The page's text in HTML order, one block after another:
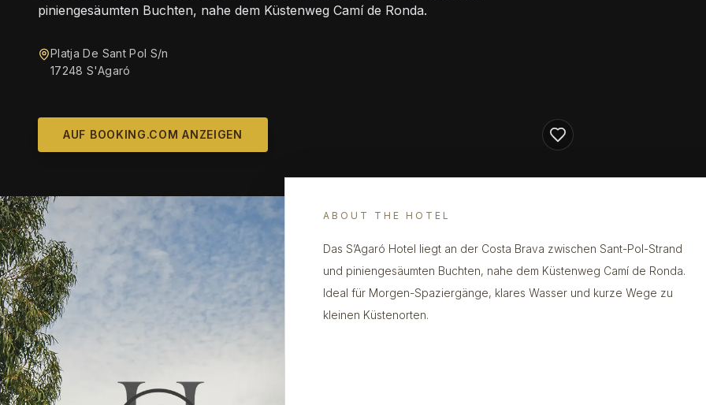
piniengesäumten Buchten, nahe dem Küstenweg Camí de Ronda.
Platja De Sant Pol S/n
17248 S'Agaró
AUF BOOKING.COM ANZEIGEN
ABOUT THE HOTEL
Das S’Agaró Hotel liegt an der Costa Brava zwischen Sant-Pol-Strand
und piniengesäumten Buchten, nahe dem Küstenweg Camí de Ronda.
Ideal für Morgen-Spaziergänge, klares Wasser und kurze Wege zu
kleinen Küstenorten.